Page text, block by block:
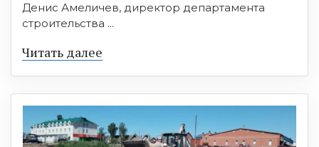
Денис Амеличев, директор департамента
строительства ...
Читать далее